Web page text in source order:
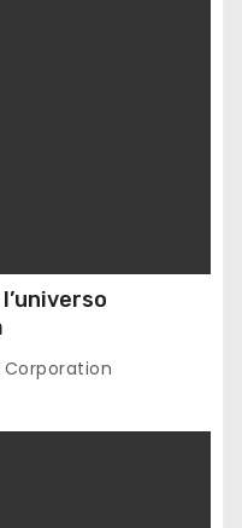
Corporation